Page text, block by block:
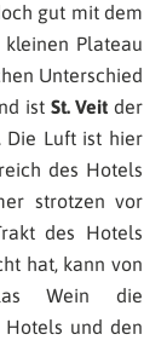
gut mit dem
Plateau
Unterschied
ist St. Veit der
Die Luft ist hier
des Hotels
strotzen vor
des Hotels
hat, kann von
Wein die
und den